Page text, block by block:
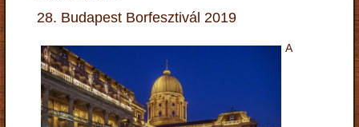
28. Budapest Borfesztivál 2019
A